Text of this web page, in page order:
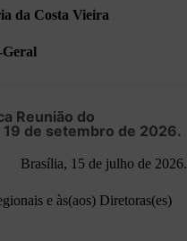
da Costa Vieira
Geral
Reunião do
de setembro de 2026.
Brasília, 15 de julho de 2026.
e às(aos) Diretoras(es)